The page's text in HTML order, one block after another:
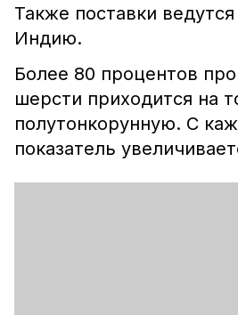
Также поставки
Индию.
Более 80 процентов
шерсти приходится на
полутонкорунную. С
показатель